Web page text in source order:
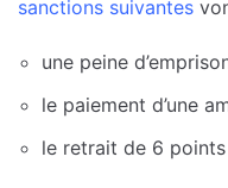
sanctions suivantes
une peine
le paiement d’une
le retrait de 6